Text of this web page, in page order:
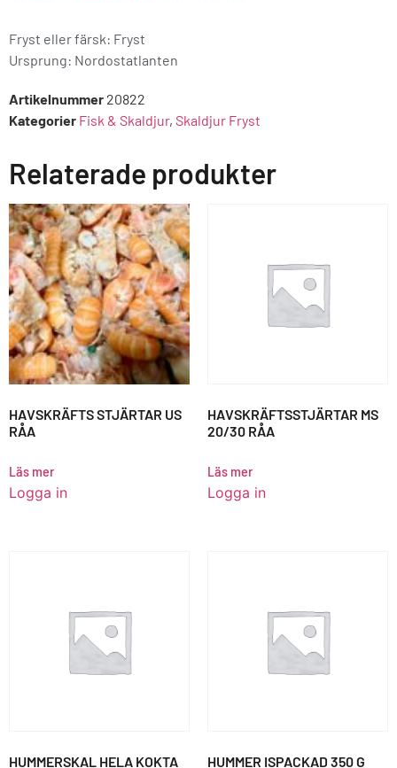
Fryst eller färsk: Fryst
Ursprung: Nordostatlanten
Artikelnummer 20822
Kategorier Fisk & Skaldjur, Skaldjur Fryst
Relaterade produkter
HAVSKRÄFTS STJÄRTAR US
RÅA
Läs mer
Logga in
HAVSKRÄFTSSTJÄRTAR MS
20/30 RÅA
Läs mer
Logga in
HUMMERSKAL HELA KOKTA HUMMER ISPACKAD 350 G